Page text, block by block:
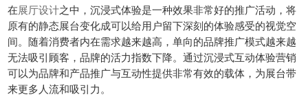
在展厅设计之中，沉浸式体验是一种效果非常好的推广活动，将
原有的静态展台变化成可以给用户留下深刻的体验感受的视觉空
间。随着消费者内在需求越来越高，单向的品牌推广模式越来越
无法吸引顾客，品牌的活力指数下降。通过沉浸式互动体验营销
可以为品牌和产品推广与互动性提供非常有效的载体，为展台带
来更多人流和吸引力。